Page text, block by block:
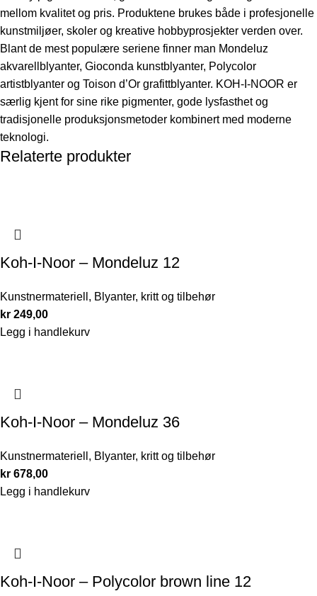
mellom kvalitet og pris. Produktene brukes både i profesjonelle
kunstmiljøer, skoler og kreative hobbyprosjekter verden over.
Blant de mest populære seriene finner man Mondeluz
akvarellblyanter, Gioconda kunstblyanter, Polycolor
artistblyanter og Toison d’Or grafittblyanter. KOH-I-NOOR er
særlig kjent for sine rike pigmenter, gode lysfasthet og
tradisjonelle produksjonsmetoder kombinert med moderne
teknologi.
Relaterte produkter
Koh-I-Noor – Mondeluz 12
Kunstnermateriell , Blyanter, kritt og tilbehør
kr 249,00
Legg i handlekurv
Koh-I-Noor – Mondeluz 36
Kunstnermateriell , Blyanter, kritt og tilbehør
kr 678,00
Legg i handlekurv
Koh-I-Noor – Polycolor brown line 12